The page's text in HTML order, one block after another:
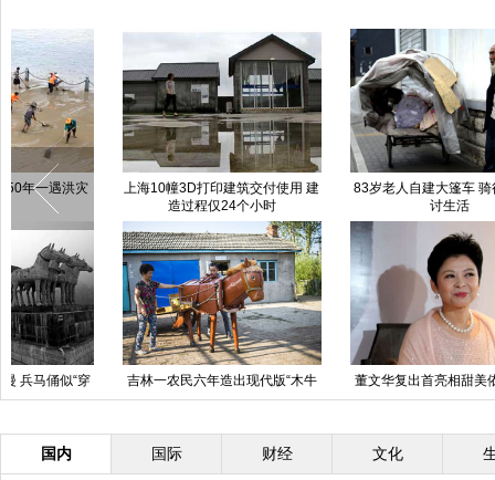
边防武警版“冰桶挑战”宁波上演
青奥会女子蹦床决赛中国小将朱雪
创意羊驼展亮相沈阳
光影青奥:8月20日精彩图片集锦
[组图]
国内 国际 财经 文化